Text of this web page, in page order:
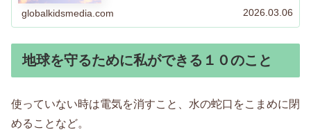
globalkidsmedia.com 2026.03.06
地球を守るために私ができる１０のこと
使っていない時は電気を消すこと、水の蛇口をこまめに閉
めることなど。